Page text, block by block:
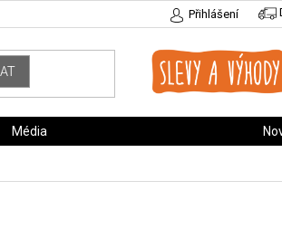
Přihlášení
Média